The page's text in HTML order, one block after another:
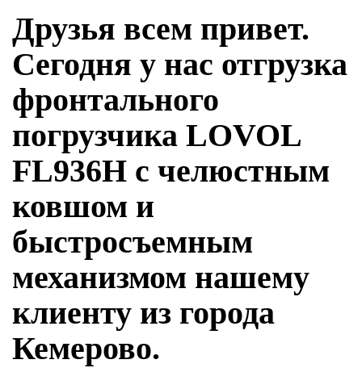
Друзья всем привет.
Сегодня у нас отгрузка
фронтального
погрузчика LOVOL
FL936H с челюстным
ковшом и
быстросъемным
механизмом нашему
клиенту из города
Кемерово.